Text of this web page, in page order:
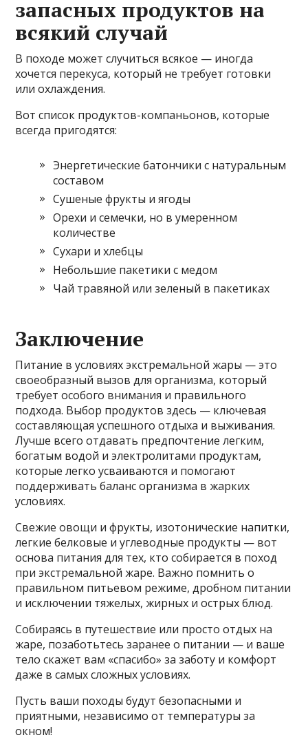
запасных продуктов на
всякий случай
В походе может случиться всякое — иногда
хочется перекуса, который не требует готовки
или охлаждения.
Вот список продуктов-компаньонов, которые
всегда пригодятся:
Энергетические батончики с натуральным
составом
Сушеные фрукты и ягоды
Орехи и семечки, но в умеренном
количестве
Сухари и хлебцы
Небольшие пакетики с медом
Чай травяной или зеленый в пакетиках
Заключение
Питание в условиях экстремальной жары — это
своеобразный вызов для организма, который
требует особого внимания и правильного
подхода. Выбор продуктов здесь — ключевая
составляющая успешного отдыха и выживания.
Лучше всего отдавать предпочтение легким,
богатым водой и электролитами продуктам,
которые легко усваиваются и помогают
поддерживать баланс организма в жарких
условиях.
Свежие овощи и фрукты, изотонические напитки,
легкие белковые и углеводные продукты — вот
основа питания для тех, кто собирается в поход
при экстремальной жаре. Важно помнить о
правильном питьевом режиме, дробном питании
и исключении тяжелых, жирных и острых блюд.
Собираясь в путешествие или просто отдых на
жаре, позаботьтесь заранее о питании — и ваше
тело скажет вам «спасибо» за заботу и комфорт
даже в самых сложных условиях.
Пусть ваши походы будут безопасными и
приятными, независимо от температуры за
окном!